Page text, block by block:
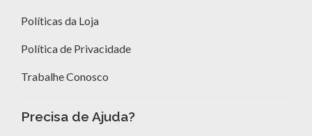
Políticas da Loja
Política de Privacidade
Trabalhe Conosco
Precisa de Ajuda?